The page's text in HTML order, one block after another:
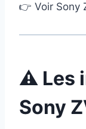
👉 Voir Sony
⚠️ Les
Sony